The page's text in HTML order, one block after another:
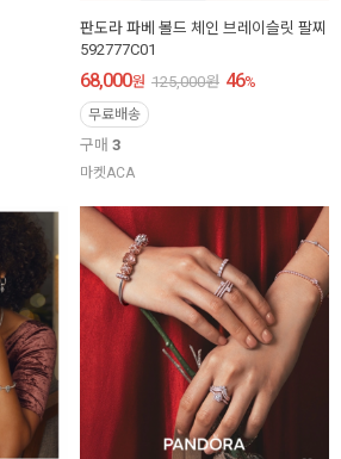
판도라 파베 볼드 체인 브레이슬릿 팔찌
592777C01
68,000원 125,000원 46%
무료배송
구매 3
마켓ACA